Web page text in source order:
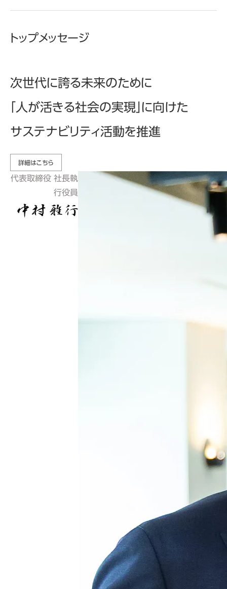
トップメッセージ
次世代に誇る未来のために
「人が活きる社会の実現」に向けた
サステナビリティ活動を推進
詳細はこちら
代表取締役 社長執
行役員